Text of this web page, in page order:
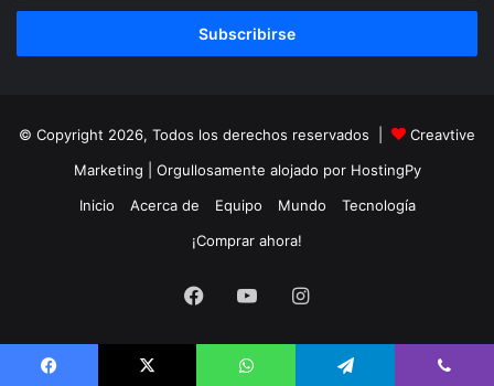
correo
© Copyright 2026, Todos los derechos reservados |
Creavtive
Marketing | Orgullosamente alojado por HostingPy
Inicio
Acerca de Equipo Mundo
Tecnología
¡Comprar ahora!
Facebook
YouTubeInstagram